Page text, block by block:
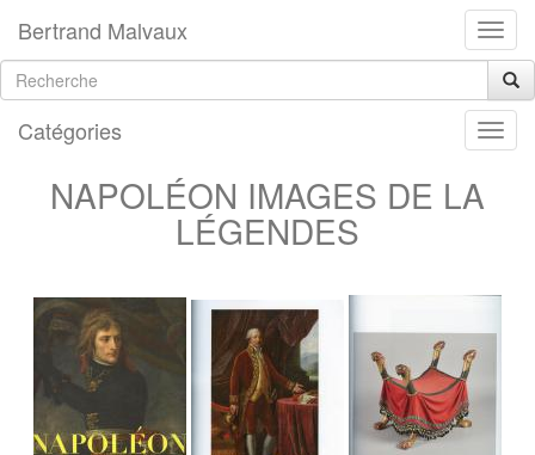
Bertrand Malvaux
Catégories
NAPOLÉON IMAGES DE LA
LÉGENDES